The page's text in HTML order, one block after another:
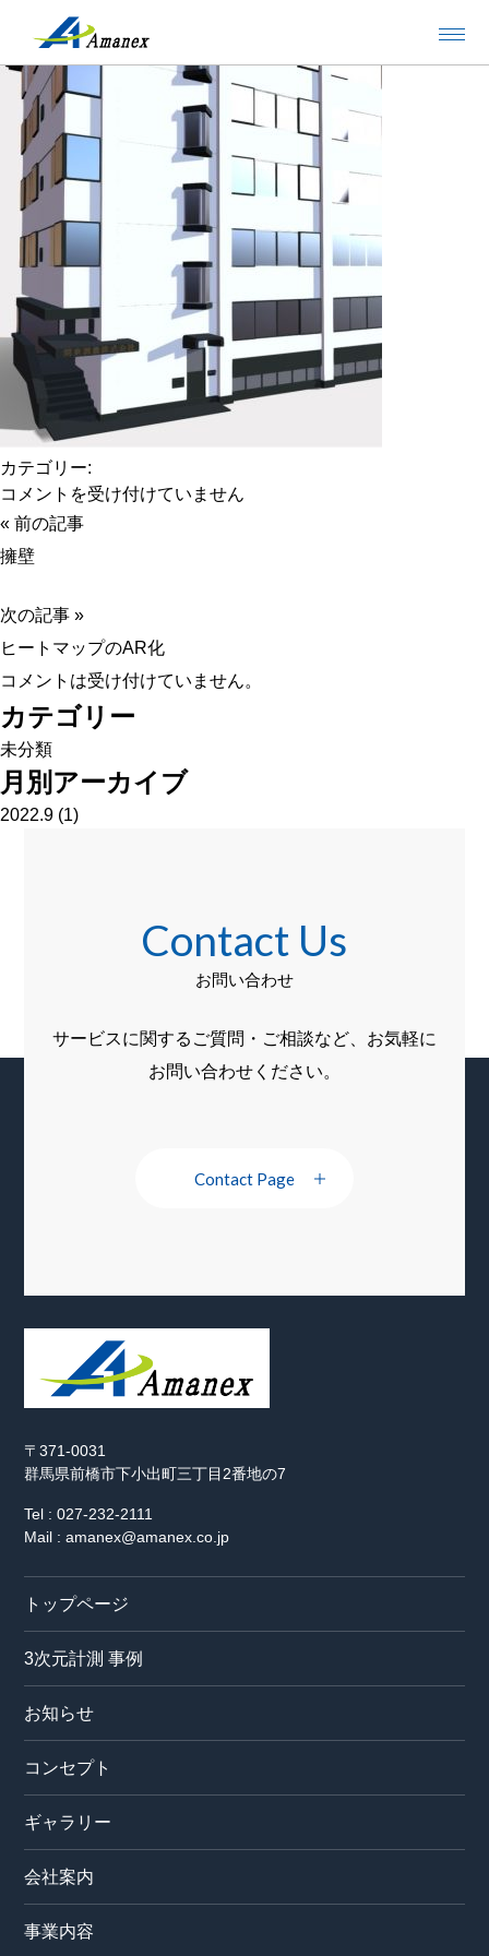
関東測量本社 外観の３D
2022/9/30
カテゴリー:
関
東
測
量
社
外
観
の
３
D
は
コメントを受け付けていません
« 前の記事
擁壁
次の記事 »
ヒートマップのAR化
コメントは受け付けていません。
カテゴリー
未分類
月別アーカイブ
2022.9 (1)
Contact Us
お問い合わせ
サービスに関するご質問・ご相談など、お気軽に
お問い合わせください。
Contact Page
〒371-0031
群馬県前橋市下小出町三丁目2番地の7
Tel : 027-232-2111
Mail : amanex@amanex.co.jp
トップページ
3次元計測 事例
お知らせ
コンセプト
ギャラリー
会社案内
事業内容